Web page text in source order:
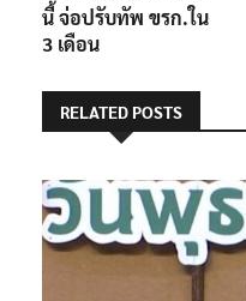
นี้ จ่อปรับทัพ ขรก.ใน
3 เดือน
RELATED POSTS